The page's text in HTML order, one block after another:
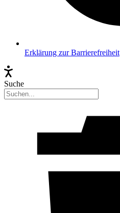
Erklärung zur Barrierefreiheit
Suche